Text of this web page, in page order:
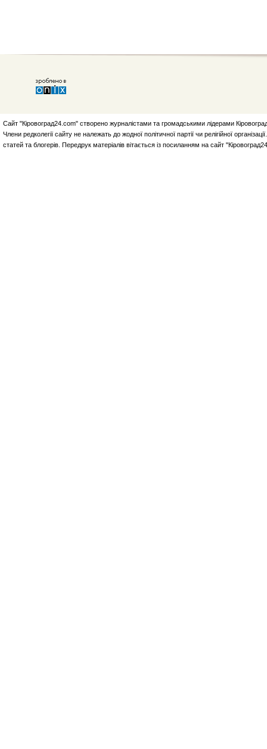
Сайт "Кіровоград24.com" створено журналістами та громадськими лідерами
Члени редколегії сайту не належать до жодної політичної партії чи релігійної
статей та блогерів. Передрук матеріалів вітається із посиланням на сайт